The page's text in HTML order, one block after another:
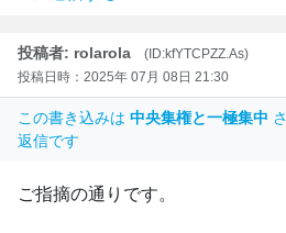
投稿者: rolarola
(ID:kfYTCPZZ.As)
投稿日時：2025年 07月 08日 21:30
この書き込みは 中央集権と一極集中
返信です
ご指摘の通りです。